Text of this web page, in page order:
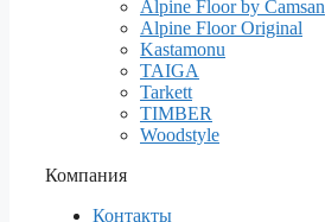
Alpine Floor by Camsan
Alpine Floor Original
Kastamonu
TAIGA
Tarkett
TIMBER
Woodstyle
Компания
Контакты